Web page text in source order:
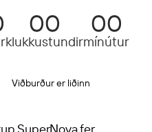
00
klukkustundir
00
mínútur
Viðburður er liðinn
SuperNova fer